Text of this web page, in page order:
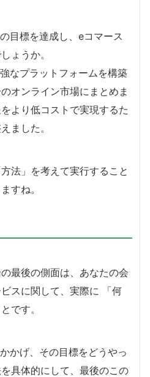
目標を達成し、eコマース
ょうか。
なプラットフォームを構築
オンライン市場にまとめま
より低コストで実現するた
ました。
法」を考えて実行すること
すね。
最後の側面は、あなたの会
スに関して、実際に 「何
です。
かげ、その目標をどうやっ
具体的にして、最後のこの